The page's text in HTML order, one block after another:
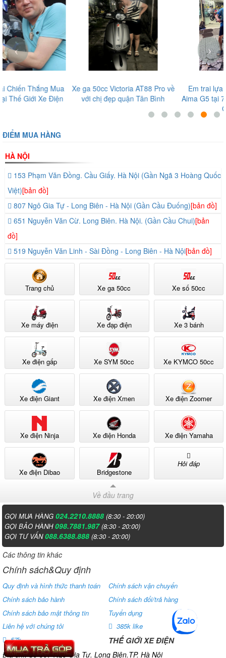
Xe ga 50cc Victoria AT88 Pro về
với chị đẹp quận Tân Bình
Em trai lựa chọn xe đạp điện
Aima G5 tại 72 Nguyễn Thái Sơn
‹ ›
ĐIỂM MUA HÀNG
HÀ NỘI
153 Phạm Văn Đồng. Cầu Giấy. Hà Nội (Gần Ngã 3 Hoàng Quốc
Việt)[bản đồ]
807 Ngô Gia Tự - Long Biên - Hà Nội (Gần Cầu Đuống)[bản đồ]
651 Nguyễn Văn Cừ. Long Biên. Hà Nội. (Gần Cầu Chui)[bản
đồ]
519 Nguyễn Văn Linh - Sài Đồng - Long Biên - Hà Nội[bản đồ]
Trang chủ Xe ga 50cc Xe số 50cc
Xe máy điện Xe đạp điện Xe 3 bánh
Xe điện gấp Xe SYM 50cc Xe KYMCO 50cc
Xe điện Giant Xe điện Xmen Xe điện Zoomer
Xe điện Ninja Xe điện Honda Xe điện Yamaha
Xe điện Dibao Bridgestone
Hỏi đáp
Về đầu trang
GỌI MUA HÀNG024.2210.8888 (8:30 - 20:00)
GỌI BẢO HÀNH098.7881.987 (8:30 - 20:00)
GỌI TƯ VẤN088.6388.888 (8:30 - 20:00)
Các thông tin khác
Chính sách&Quy định
Quy định và hình thức thanh toán
Chính sách vận chuyển
Chính sách bảo hành
Chính sách đổi/trả hàng
Chính sách bảo mật thông tin
Tuyển dụng
Liên hệ với chúng tôi
385k like
57k
THẾ GIỚI XE ĐIỆN
Địa chỉ: Số 807 Ngô Gia Tự. Long Biên.TP. Hà Nội